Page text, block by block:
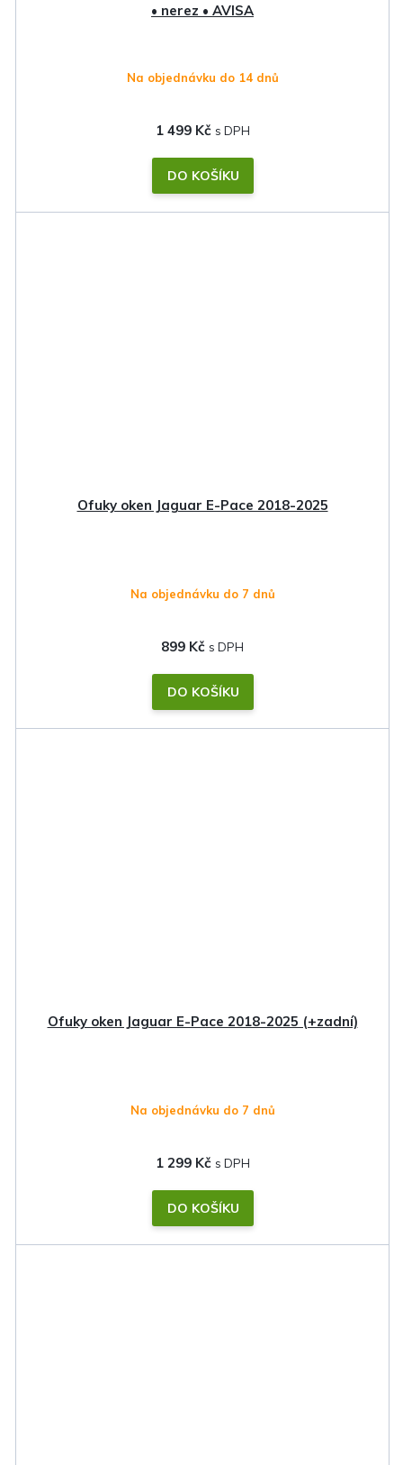
• nerez • AVISA
Na objednávku do 14 dnů
1 499 Kč
DO KOŠÍKU
Ofuky oken Jaguar E-Pace 2018-2025
Na objednávku do 7 dnů
899 Kč
DO KOŠÍKU
Ofuky oken Jaguar E-Pace 2018-2025 (+zadní)
Na objednávku do 7 dnů
1 299 Kč
DO KOŠÍKU